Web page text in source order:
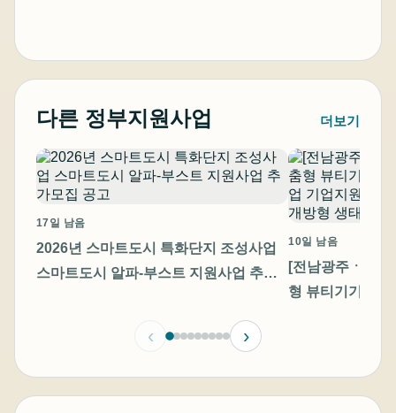
다른 정부지원사업 더보기
17일 남음
2026년 스마트도시 특화단지 조성사업
스마트도시 알파-부스트 지원사업 추가
10일 남음
[전남광주ㆍ충
형 뷰티기기 고
‹ ›